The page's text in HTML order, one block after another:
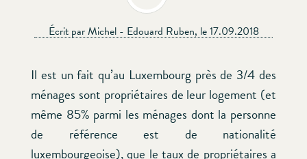
Écrit par Michel - Edouard Ruben, le 17.09.2018
Il est un fait qu’au Luxembourg près de 3/4 des
ménages sont propriétaires de leur logement (et
même 85% parmi les ménages dont la personne
de référence est de nationalité
luxembourgeoise), que le taux de propriétaires a